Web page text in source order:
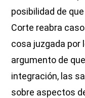
posibilidad de
Corte reabra
cosa juzgada por
argumento de
integración, las
sobre aspectos